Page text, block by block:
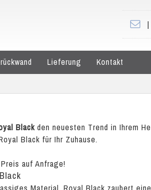
|
Lieferung Kontakt
Black den neuesten Trend in Ihrem
Black für Ihr Zuhause.
Preis auf Anfrage!